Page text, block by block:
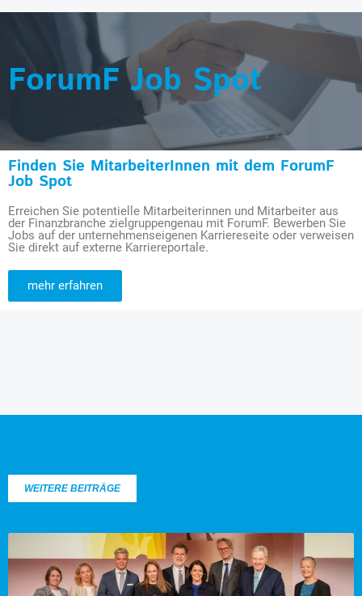
ForumF Job Spot
Finden Sie MitarbeiterInnen mit dem ForumF
Job Spot
Erreichen Sie potentielle Mitarbeiterinnen und Mitarbeiter aus
der Finanzbranche zielgruppengenau mit ForumF. Bewerben Sie
Jobs auf der unternehmenseigenen Karriereseite oder verweisen
Sie direkt auf externe Karriereportale.
mehr erfahren
WEITERE BEITRÄGE